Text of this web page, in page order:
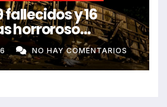
fallecidos y 16
horroroso
bus Real Chancas
contra vivienda
NO HAY COMENTARIOS